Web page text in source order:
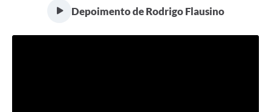
Depoimento de Rodrigo Flausino